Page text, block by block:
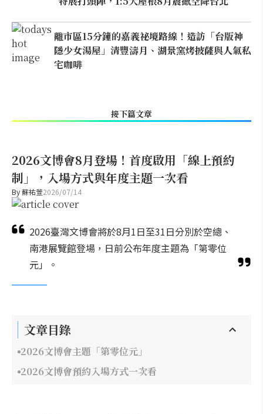
離市區15分鐘的嘉義祕境路線！造訪「台版神
隱少女湯屋」清豐濤月、湖景窯烤披薩與人氣私
宅咖啡
接下篇文章
2026文博會8月登場！首度啟用「線上預約
制」，入場方式與年度主題一次看
By蘇祐萱2026/07/14
2026臺灣文博會將於8月1日至31日分別於空總、
南港展覽館登場，日前公布年度主題為「第零位
元」。
文章目錄
2026文博會主題「第零位元」
2026文博會預約入場方式一次看